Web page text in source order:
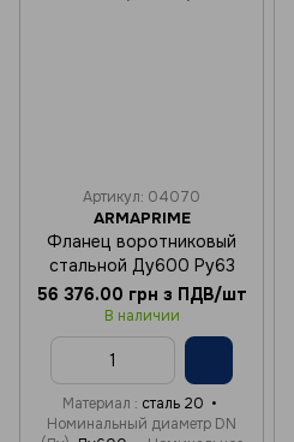
Артикул: 04070
ARMAPRIME
Фланец воротниковый
стальной Ду600 Ру63
56 376.00 грн з ПДВ/шт
В наличии
Материал
сталь 20
Номинальный диаметр DN